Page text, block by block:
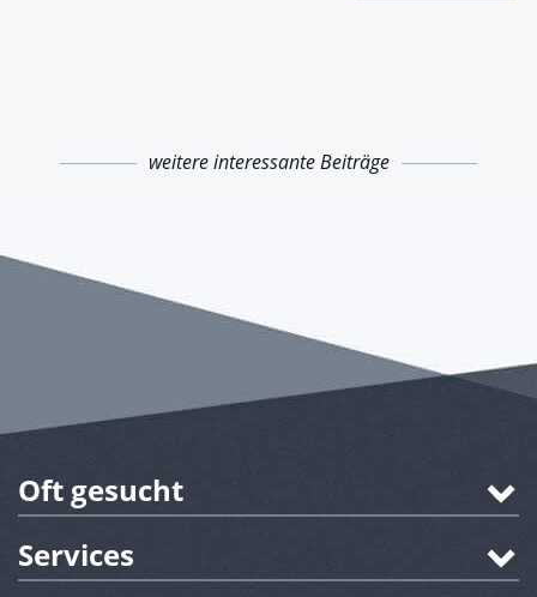
weitere interessante Beiträge
Oft gesucht
Services